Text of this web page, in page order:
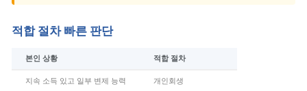
적합 절차 빠른 판단
본인 상황 적합 절차
지속 소득 있고 일부 변제 능력 개인회생